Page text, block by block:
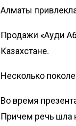
Алматы
Продажи «Ауди
Казахстане.
Несколько
Во время
Причем речь шла